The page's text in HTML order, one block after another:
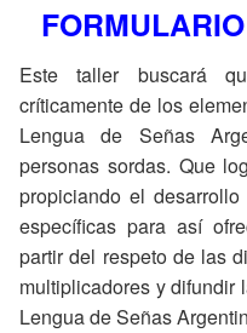
Este taller buscará
críticamente de los
Lengua de Señas
personas sordas. Que
propiciando el
específicas para así
partir del respeto de las
multiplicadores y difundir
Lengua de Señas